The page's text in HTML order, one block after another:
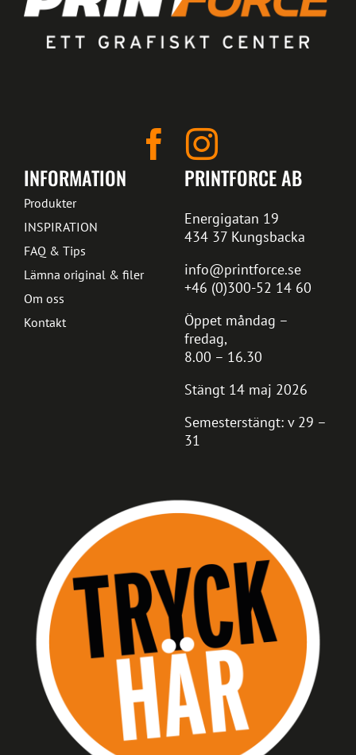
PRINTFORCE AB
Energigatan 19
434 37 Kungsbacka
info@printforce.se
+46 (0)300-52 14 60
Öppet måndag –
fredag,
8.00 – 16.30
Stängt 14 maj 2026
Semesterstängt: v 29 –
31
INFORMATION
Produkter
INSPIRATION
FAQ & Tips
Lämna original & filer
Om oss
Kontakt